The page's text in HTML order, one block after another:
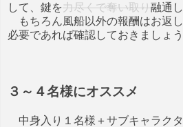
して、鍵を力尽くで奪い取り融通
もちろん風船以外の報酬はお返し
必要であれば確認しておきましょう
３～４名様にオススメ
中身入り１名様＋サブキャラク